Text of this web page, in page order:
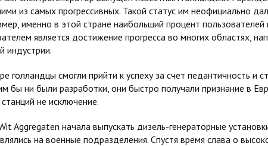
из самых прогрессивных. Такой статус им неофициально
именно в этой стране наибольший процент пользователей
является достижение прогресса во многих областях,
индустрии.
голландцы смогли прийти к успеху за счет педантичность и
бы ни были разработки, они быстро получали признание в
не исключение.
Aggregaten начала выпускать дизель-генераторные
на военные подразделения. Спустя время слава о